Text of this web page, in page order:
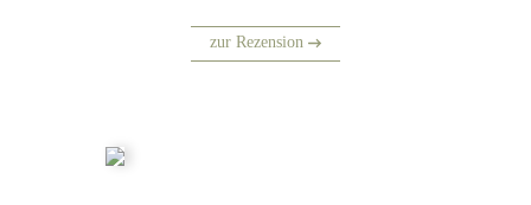
zur Rezension